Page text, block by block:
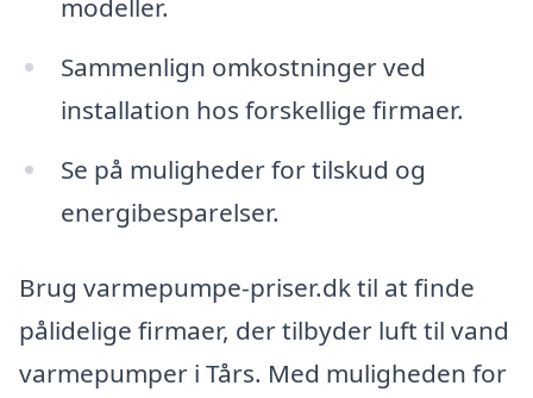
modeller.
Sammenlign omkostninger ved
installation hos forskellige firmaer.
Se på muligheder for tilskud og
energibesparelser.
Brug varmepumpe-priser.dk til at finde
pålidelige firmaer, der tilbyder luft til vand
varmepumper i Tårs. Med muligheden for